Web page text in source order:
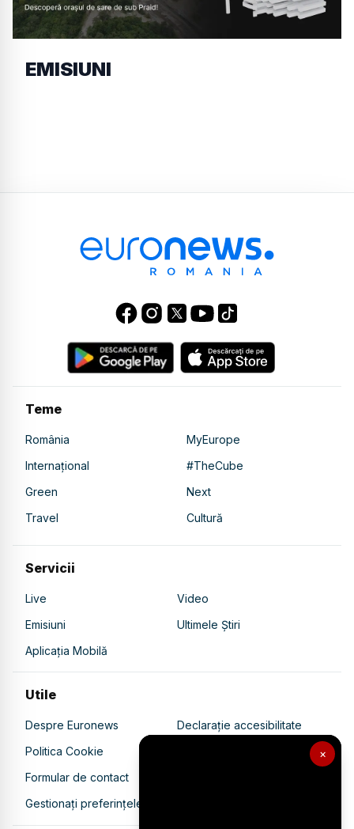
×
EMISIUNI
Teme
România
MyEurope
Internațional
#TheCube
Green
Next
Travel
Cultură
Servicii
Live
Video
Emisiuni
Ultimele Știri
Aplicația Mobilă
Utile
Despre Euronews
Declarație accesibilitate
Politica Cookie
Politica de confidențialitate
Formular de contact
Gestionați preferințele